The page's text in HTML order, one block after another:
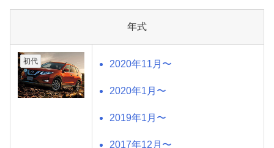
年式
初代 2020年11月〜
2020年1月〜
2019年1月〜
2017年12月〜